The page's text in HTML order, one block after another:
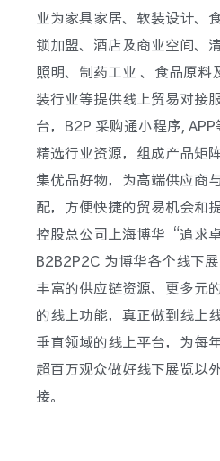
业为家具家居、软装设计、
锁加盟、酒店及商业空间、
照明、制药工业 、食品原料
装行业等提供线上贸易对接
台，B2P 采购通小程序, APP
精选行业资源，组成产品矩
集优品好物，为高端供应商
配，方便快捷的贸易机会和
控股总公司上海博华“追求
B2B2P2C 为博华各个线下
丰富的供应链资源、更多元
的线上功能，真正做到线上
垂直领域的线上平台，为每
超百万观众做好线下展览以
接。